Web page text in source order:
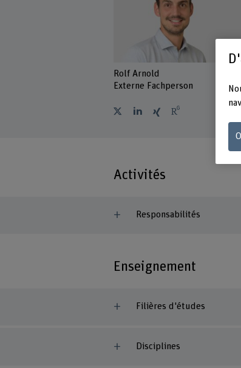
Rolf Arnold
Externe Fachperson
Activités
Responsabilités
Enseignement
Filières d'études
Disciplines